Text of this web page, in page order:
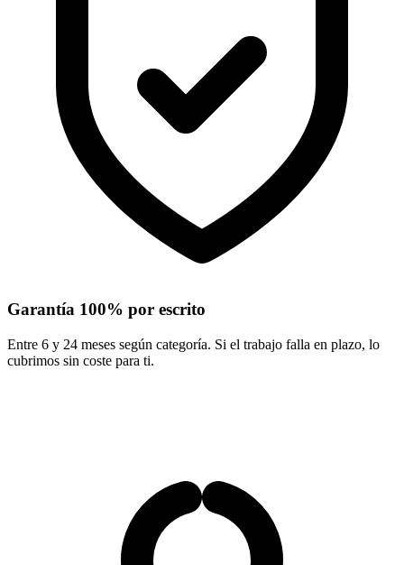
Garantía 100% por escrito
Entre 6 y 24 meses según categoría. Si el trabajo falla en plazo, lo
cubrimos sin coste para ti.